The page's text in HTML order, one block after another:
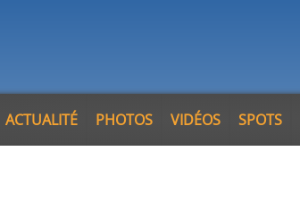
ACTUALITÉ PHOTOS VIDÉOS SPOTS